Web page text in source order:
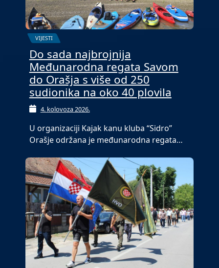
VIJESTI
Do sada najbrojnija
Međunarodna regata Savom
do Orašja s više od 250
sudionika na oko 40 plovila
4. kolovoza 2026.
U organizaciji Kajak kanu kluba “Sidro”
Orašje održana je međunarodna regata…